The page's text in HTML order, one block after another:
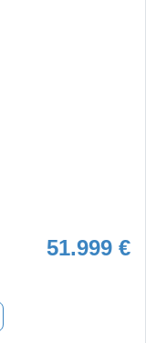
51.999 €